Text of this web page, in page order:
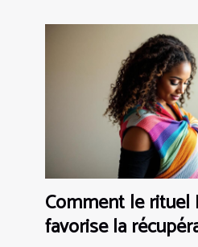
Comment le rituel
favorise la